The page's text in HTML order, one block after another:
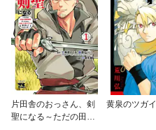
片田舎のおっさん、剣
聖になる～ただの田舎
黄泉のツガイ